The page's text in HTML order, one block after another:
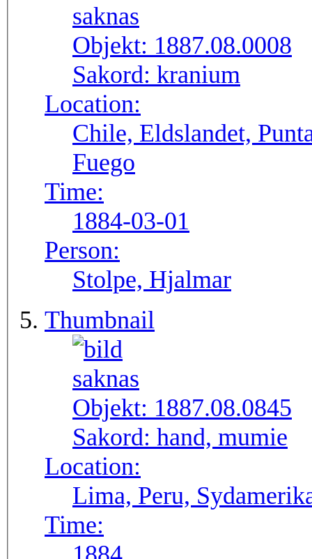
Objekt: 1887.08.0008
Sakord: kranium
Location:
Chile, Eldslandet,
Fuego
Time:
1884-03-01
Person:
Stolpe, Hjalmar
Thumbnail
Objekt: 1887.08.0845
Sakord: hand, mumie
Location:
Lima, Peru,
Time: